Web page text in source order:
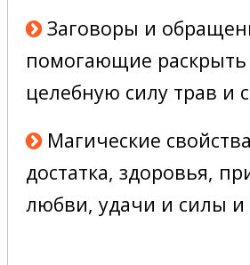
Заговоры и
помогающие
целебную силу трав и
Магические
достатка, здоровья,
любви, удачи и силы и